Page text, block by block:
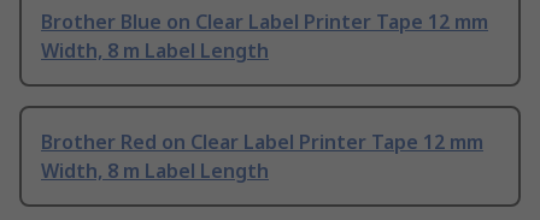
Brother Blue on Clear Label Printer Tape 12 mm
Width, 8 m Label Length
Brother Red on Clear Label Printer Tape 12 mm
Width, 8 m Label Length